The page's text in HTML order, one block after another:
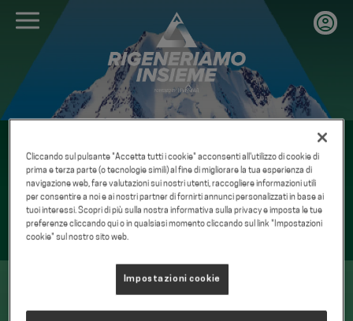
Salta
contenuto
principale
Cliccando sul pulsante "Accetta tutti i cookie" acconsenti all'utilizzo di cookie di
prima e terza parte (o tecnologie simili) al fine di migliorare la tua esperienza di
navigazione web, fare valutazioni sui nostri utenti, raccogliere informazioni utili
per consentire a noi e ai nostri partner di fornirti annunci personalizzati in base ai
tuoi interessi. Scopri di più sulla nostra informativa sulla privacy e imposta le tue
preferenze cliccando qui o in qualsiasi momento cliccando sul link "Impostazioni
cookie" sul nostro sito web.
Impostazioni cookie